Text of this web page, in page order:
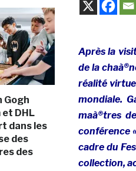
Gogh
et DHL
dans les
des
des
Après la
de la
réalité
mondiale.
maà®tres
conférence
cadre du
collection,